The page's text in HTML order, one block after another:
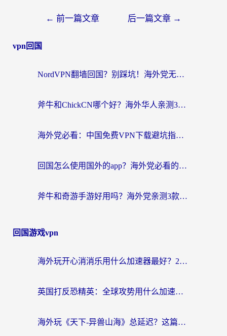
← 前一篇文章 后一篇文章 →
vpn回国
NordVPN翻墙回国？别踩坑！海外党无缝访问国内资源的真实指南
斧牛和ChickCN哪个好？海外华人亲测3款回国加速器+免费试用攻略
海外党必看：中国免费VPN下载避坑指南 + 无缝访问国内资源的终极方案
回国怎么使用国外的app？海外党必看的无缝访问国内资源全攻略
斧牛和奇游手游好用吗？海外党亲测3款回国加速器，选对才能无缝刷国内资源
回国游戏vpn
海外玩开心消消乐用什么加速器最好？2026真实体验指南，告别延迟卡顿
英国打反恐精英：全球攻势用什么加速器？2026年实测有效的国服游戏加速指南
海外玩《天下-异兽山海》总延迟？这篇延迟加速器指南帮你告别卡顿（附日本玩Sky光·遇最高警戒解决方案）